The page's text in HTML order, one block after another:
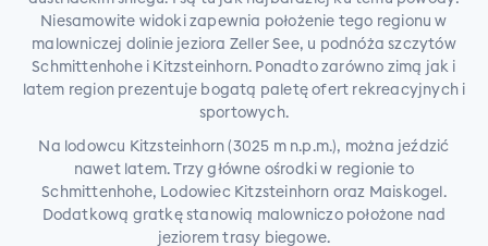
Niesamowite widoki zapewnia położenie tego regionu w
malowniczej dolinie jeziora Zeller See, u podnóża szczytów
Schmittenhohe i Kitzsteinhorn. Ponadto zarówno zimą jak i
latem region prezentuje bogatą paletę ofert rekreacyjnych i
sportowych.
Na lodowcu Kitzsteinhorn (3025 m n.p.m.), można jeździć
nawet latem. Trzy główne ośrodki w regionie to
Schmittenhohe, Lodowiec Kitzsteinhorn oraz Maiskogel.
Dodatkową gratkę stanowią malowniczo położone nad
jeziorem trasy biegowe.